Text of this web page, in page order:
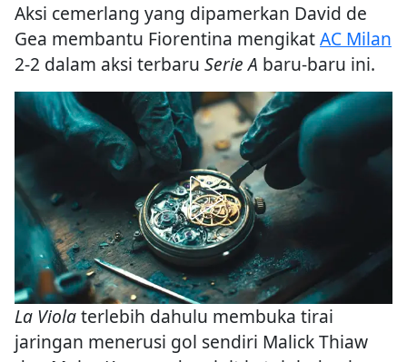
Aksi cemerlang yang dipamerkan David de
Gea membantu Fiorentina mengikatAC Milan
2-2 dalam aksi terbaru Serie A baru-baru ini.
La Violaterlebih dahulu membuka tirai
jaringan menerusi gol sendiri Malick Thiaw